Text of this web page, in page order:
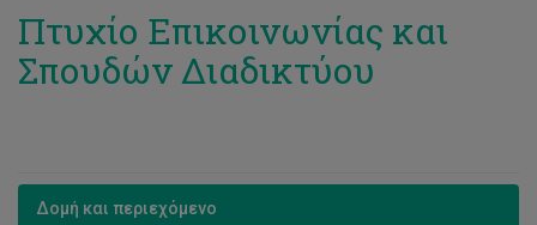
Πτυχίο Επικοινωνίας και
Σπουδών Διαδικτύου
Δομή και περιεχόμενο